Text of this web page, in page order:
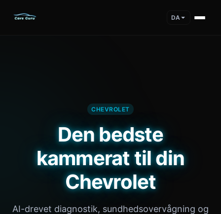
DA
CHEVROLET
Den bedste
kammerat til din
Chevrolet
AI-drevet diagnostik, sundhedsovervågning og